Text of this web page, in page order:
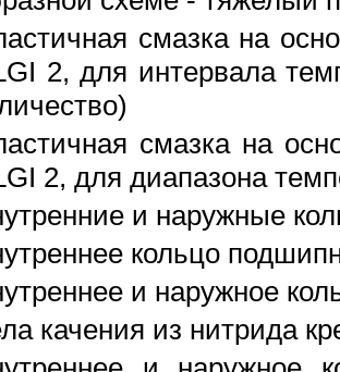
смазка на
2, для интервала
смазка на
2, для диапазона
и наружные
кольцо
и наружное
качения из нитрида